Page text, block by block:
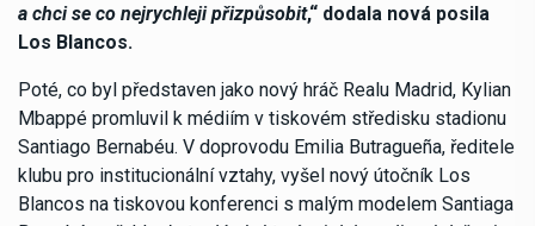
a chci se co nejrychleji přizpůsobit,“ dodala nová posila
Los Blancos.
Poté, co byl představen jako nový hráč Realu Madrid, Kylian
Mbappé promluvil k médiím v tiskovém středisku stadionu
Santiago Bernabéu. V doprovodu Emilia Butragueña, ředitele
klubu pro institucionální vztahy, vyšel nový útočník Los
Blancos na tiskovou konferenci s malým modelem Santiaga